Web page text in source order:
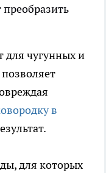
для чугунных и
в
для которых